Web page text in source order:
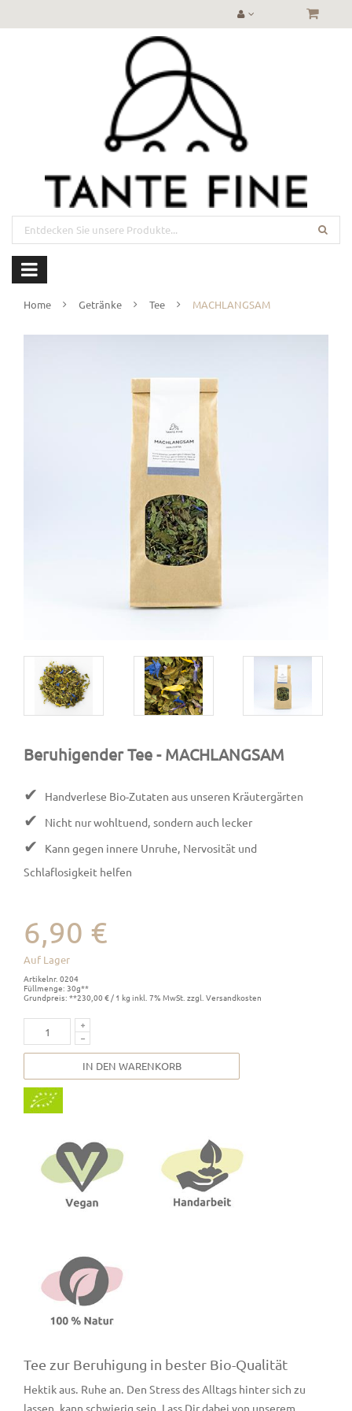
Home Getränke Tee MACHLANGSAM
Beruhigender Tee - MACHLANGSAM
✔ Handverlese Bio-Zutaten aus unseren Kräutergärten
✔ Nicht nur wohltuend, sondern auch lecker
✔
Kann gegen innere Unruhe, Nervosität und
Schlaflosigkeit helfen
6,90 €
Auf Lager
Artikelnr. 0204
Füllmenge: 30g**
Grundpreis: **230,00 € / 1 kg inkl. 7% MwSt. zzgl. Versandkosten
IN DEN WARENKORB
Tee zur Beruhigung in bester Bio-Qualität
Hektik aus. Ruhe an. Den Stress des Alltags hinter sich zu
lassen, kann schwierig sein. Lass Dir dabei von unserem